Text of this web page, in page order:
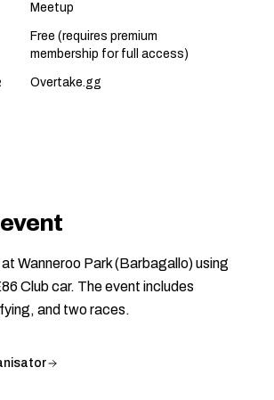
Meetup
Free (requires premium
membership for full access)
Overtake.gg
Wanneroo Park (Barbagallo) using
Club car. The event includes
and two races.